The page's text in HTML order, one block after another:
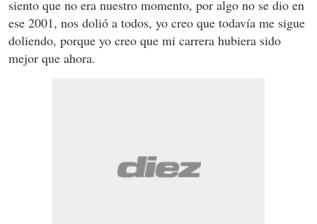
siento que no era nuestro momento, por algo no se dio en
ese 2001, nos dolió a todos, yo creo que todavía me sigue
doliendo, porque yo creo que mi carrera hubiera sido
mejor que ahora.